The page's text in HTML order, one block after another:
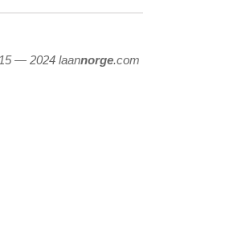
— 2024 laannorge.com